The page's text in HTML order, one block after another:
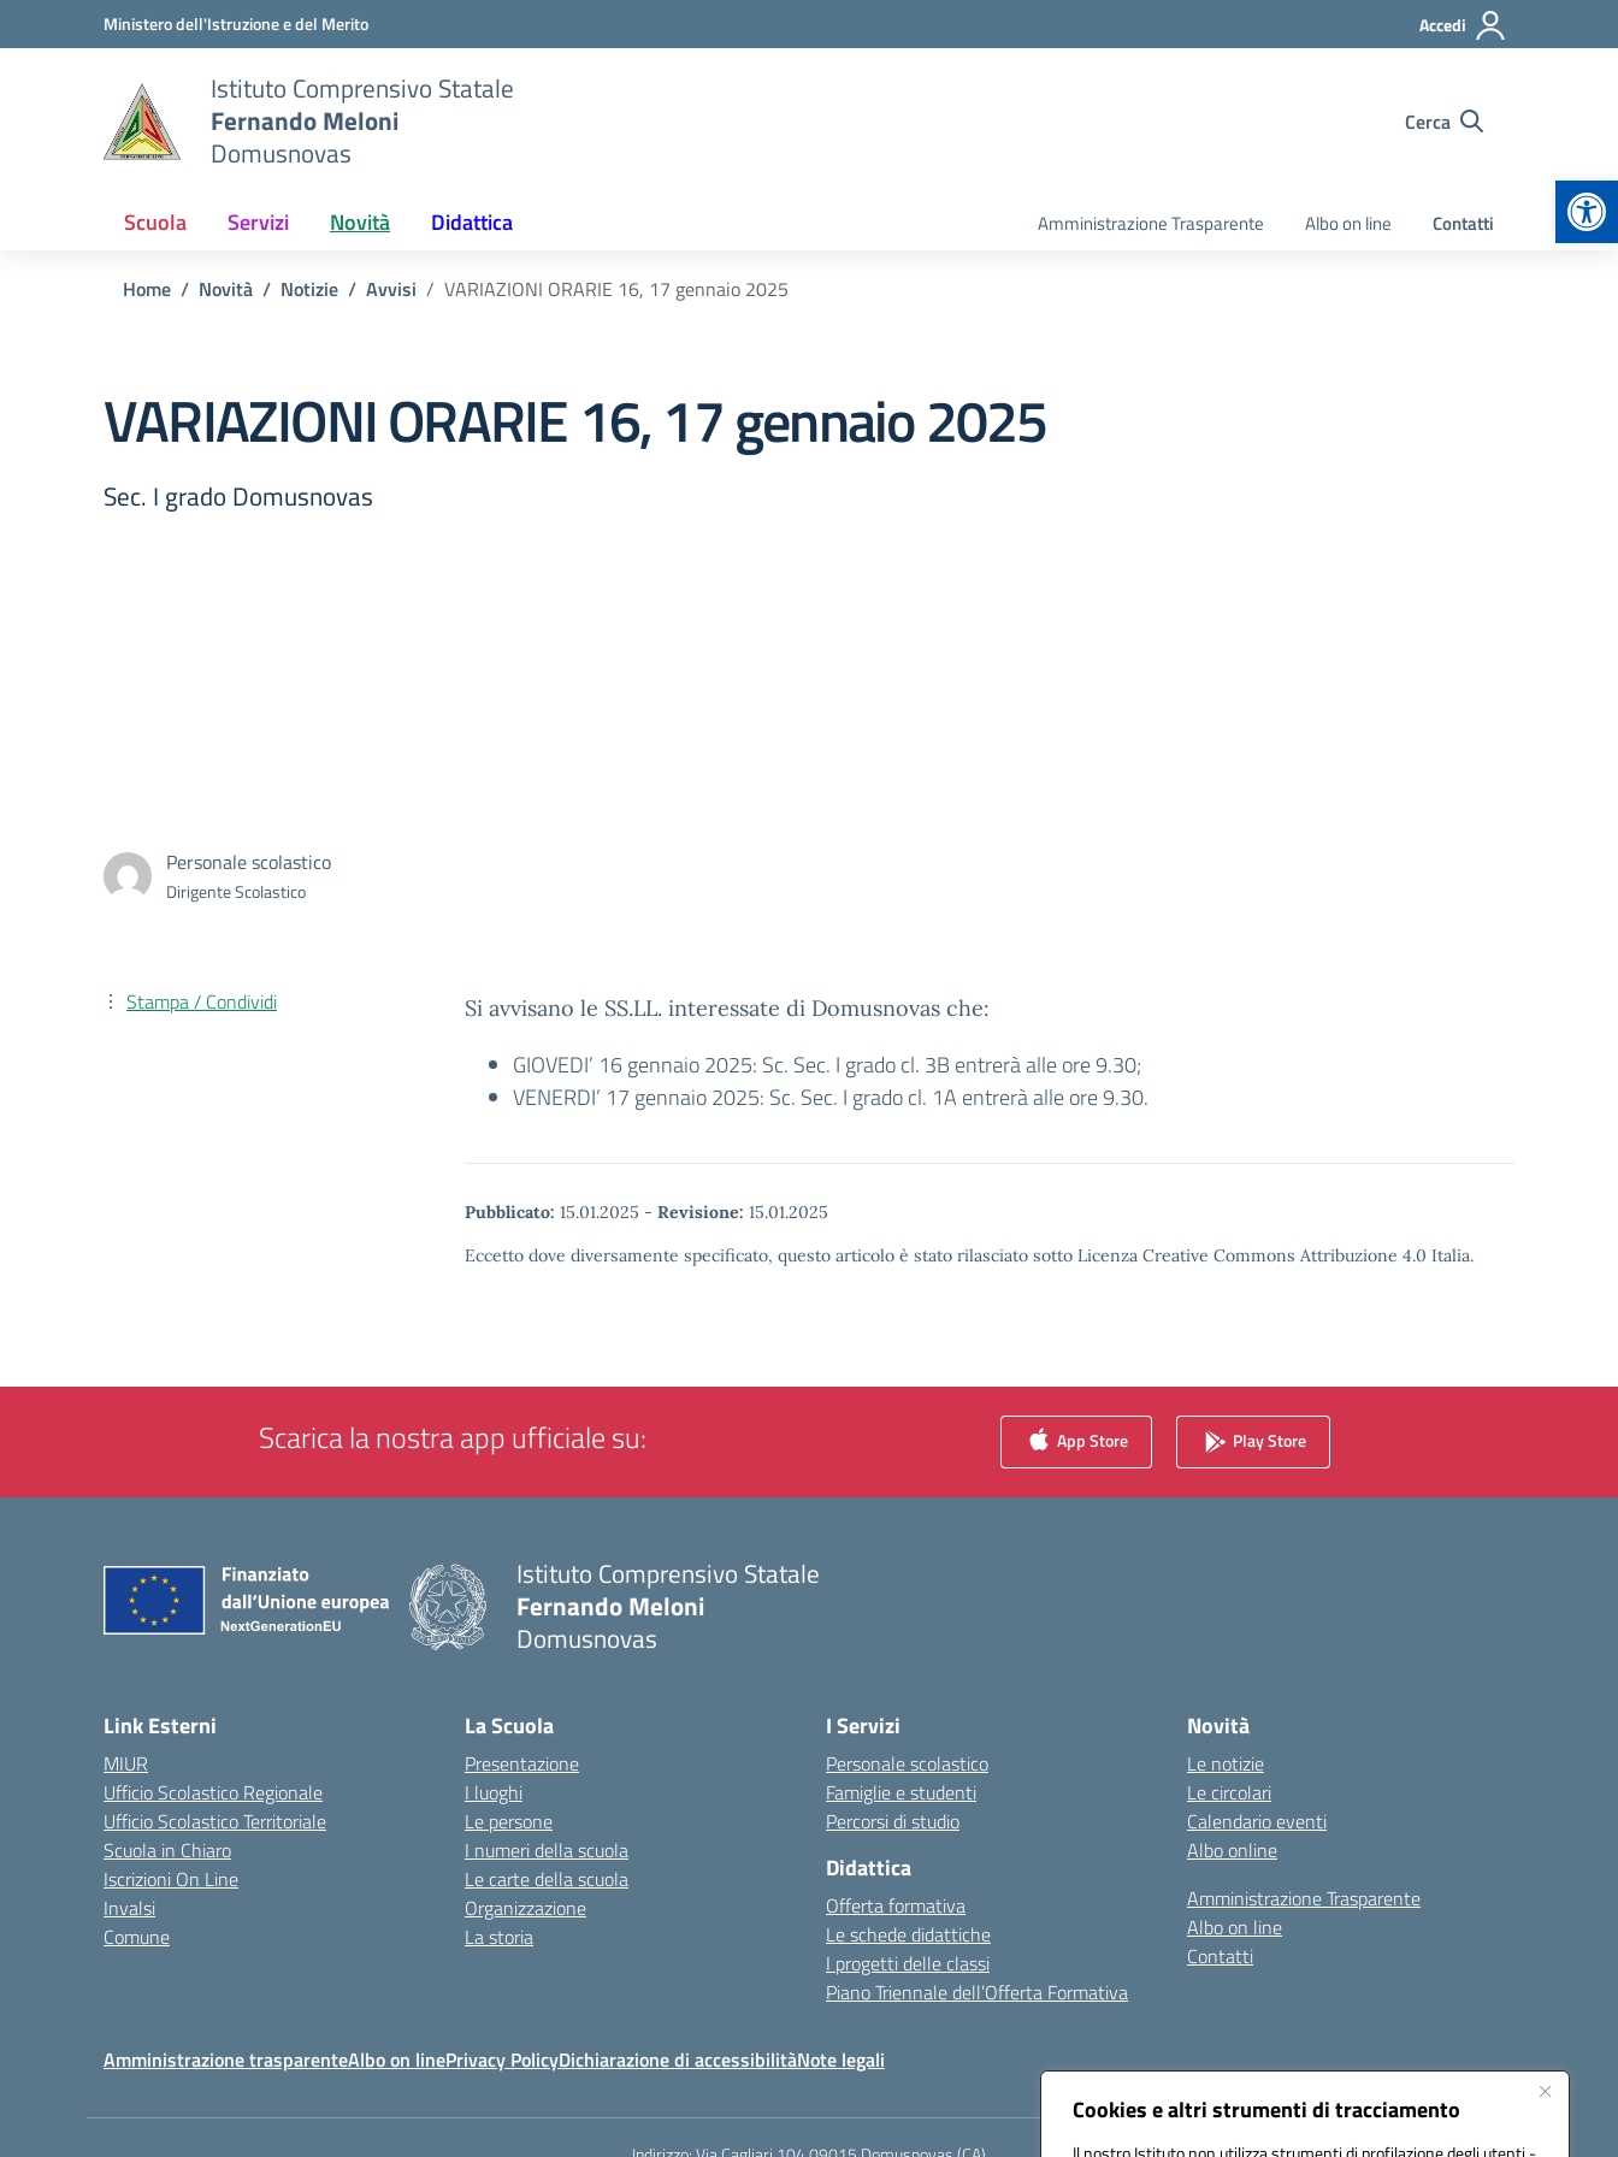
Cookies e altri strumenti di tracciamento
Vai ai contenuti
Vai al menu di navigazioneMinistero dell'Istruzione e del Merito Accedi
Istituto Comprensivo Statale
Fernando Meloni
Domusnovas
Cerca
Scuola Servizi Novità Didattica Amministrazione Trasparente Albo on line Contatti
Home Novità Notizie Avvisi VARIAZIONI ORARIE 16, 17 gennaio 2025
VARIAZIONI ORARIE 16, 17 gennaio 2025
Sec. I grado Domusnovas
Personale scolastico
Dirigente Scolastico
Si avvisano le SS.LL. interessate di Domusnovas che:
GIOVEDI’ 16 gennaio 2025: Sc. Sec. I grado cl. 3B entrerà alle ore 9.30;
VENERDI’ 17 gennaio 2025: Sc. Sec. I grado cl. 1A entrerà alle ore 9.30.
Pubblicato: 15.01.2025 - Revisione: 15.01.2025
Eccetto dove diversamente specificato, questo articolo è stato rilasciato sotto Licenza Creative Commons Attribuzione 4.0 Italia.
Stampa / Condividi
Scarica la nostra app ufficiale su: App Store Play Store
Istituto Comprensivo Statale
Fernando Meloni
Domusnovas
Link Esterni
MIUR
Ufficio Scolastico Regionale
Ufficio Scolastico Territoriale
Scuola in Chiaro
Iscrizioni On Line
Invalsi
Comune
La Scuola
Presentazione
I luoghi
Le persone
I numeri della scuola
Le carte della scuola
Organizzazione
La storia
I Servizi
Personale scolastico
Famiglie e studenti
Percorsi di studio
Didattica
Offerta formativa
Le schede didattiche
I progetti delle classi
Piano Triennale dell’Offerta Formativa
Novità
Le notizie
Le circolari
Calendario eventi
Albo online
Amministrazione Trasparente
Albo on line
Contatti
Amministrazione trasparenteAlbo on linePrivacy PolicyDichiarazione di accessibilitàNote legali